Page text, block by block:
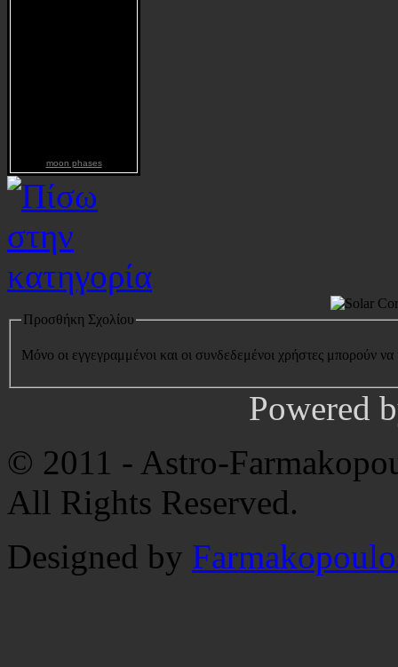
moon phases
Προσθήκη Σχολίου
Μόνο οι εγγεγραμμένοι και οι συνδεδεμένοι χρήστες μπορούν
Powered
© 2011 - Astro-
All Rights Reserved.
Designed by